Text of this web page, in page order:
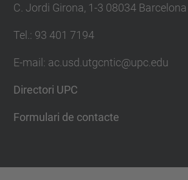
C. Jordi Girona, 1-3 08034 Barcelona
Tel.: 93 401 7194
E-mail: ac.usd.utgcntic@upc.edu
Directori UPC
Formulari de contacte